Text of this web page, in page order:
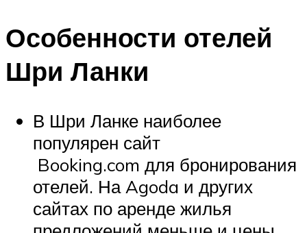
Особенности отелей
Шри Ланки
В Шри Ланке наиболее
популярен сайт
Booking.com для бронирования
отелей. На Agoda и других
сайтах по аренде жилья